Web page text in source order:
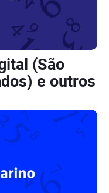
(São
e outros